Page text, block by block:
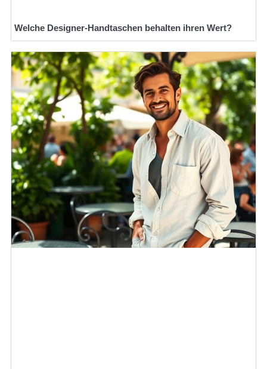
Welche Designer-Handtaschen behalten ihren Wert?